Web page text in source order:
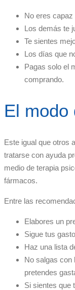
No eres capaz
Los demás te
Te sientes
Los días que
Pagas solo el
comprando.
El modo
Este igual que otros
tratarse con ayuda
medio de terapia
fármacos.
Entre las
Elabores un
Sigue tus
Haz una lista
No salgas con
pretendes
Si sientes que